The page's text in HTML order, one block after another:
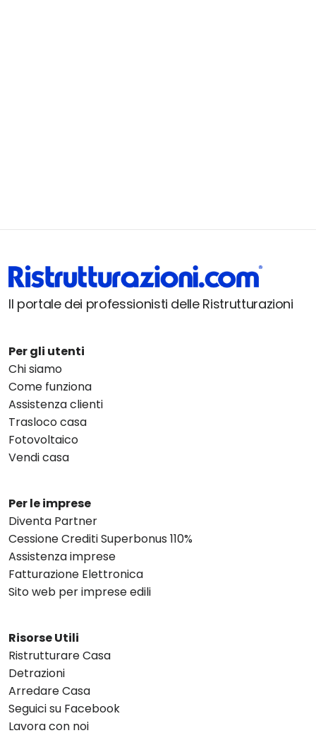
Il portale dei professionisti delle Ristrutturazioni
Per gli utenti
Chi siamo
Come funziona
Assistenza clienti
Trasloco casa
Fotovoltaico
Vendi casa
Per le imprese
Diventa Partner
Cessione Crediti Superbonus 110%
Assistenza imprese
Fatturazione Elettronica
Sito web per imprese edili
Risorse Utili
Ristrutturare Casa
Detrazioni
Arredare Casa
Seguici su Facebook
Lavora con noi